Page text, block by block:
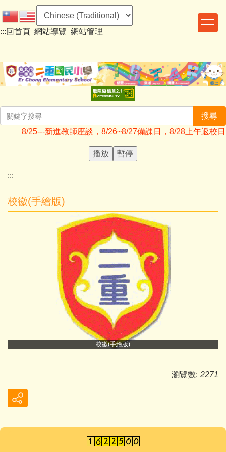
到
主
容
區
:::回首頁 網站導覽 網站管理
搜尋
🔸️8/25---新進教師座談，8/26~8/27備課日，8/28上午返校
播放 暫停
:::
校徽(手繪版)
校徽(手繪版)
瀏覽數: 2271